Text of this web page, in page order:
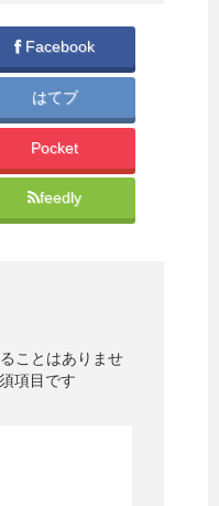
Facebook
はてブ
Pocket
feedly
ことはありませ
項目です